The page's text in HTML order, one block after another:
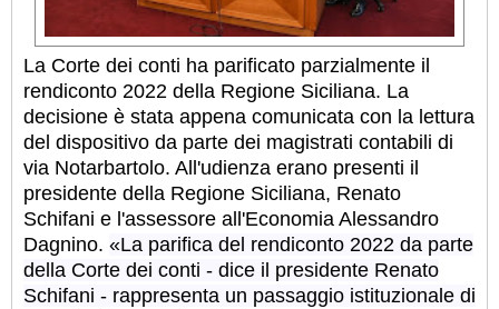
La Corte dei conti ha parificato parzialmente il
rendiconto 2022 della Regione Siciliana. La
decisione è stata appena comunicata con la lettura
del dispositivo da parte dei magistrati contabili di
via Notarbartolo. All'udienza erano presenti il
presidente della Regione Siciliana, Renato
Schifani e l'assessore all'Economia Alessandro
Dagnino. «La parifica del rendiconto 2022 da parte
della Corte dei conti - dice il presidente Renato
Schifani - rappresenta un passaggio istituzionale di